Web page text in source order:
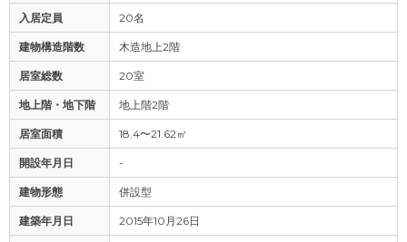
入居定員 20名
建物構造階数 木造地上2階
居室総数 20室
地上階・地下階 地上階2階
居室面積 18.4〜21.62㎡
開設年月日 -
建物形態 併設型
建築年月日 2015年10月26日